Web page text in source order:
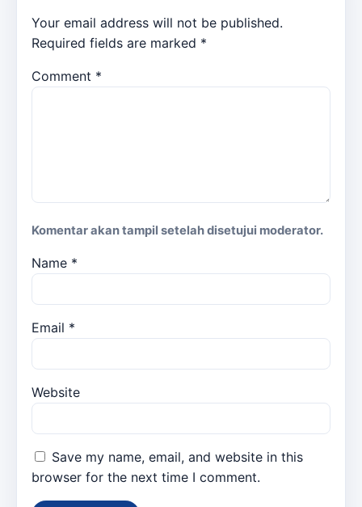
Your email address will not be published.
Required fields are marked *
Comment *
Komentar akan tampil setelah disetujui moderator.
Name *
Email *
Website
Save my name, email, and website in this
browser for the next time I comment.